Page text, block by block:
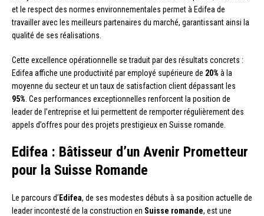
et le respect des normes environnementales permet à Edifea de
travailler avec les meilleurs partenaires du marché, garantissant ainsi la
qualité de ses réalisations.
Cette excellence opérationnelle se traduit par des résultats concrets :
Edifea affiche une productivité par employé supérieure de 20% à la
moyenne du secteur et un taux de satisfaction client dépassant les
95% . Ces performances exceptionnelles renforcent la position de
leader de l’entreprise et lui permettent de remporter régulièrement des
appels d’offres pour des projets prestigieux en Suisse romande.
Edifea : Bâtisseur d’un Avenir Prometteur
pour la Suisse Romande
Le parcours d’Edifea, de ses modestes débuts à sa position actuelle de
leader incontesté de la construction en Suisse romande, est une